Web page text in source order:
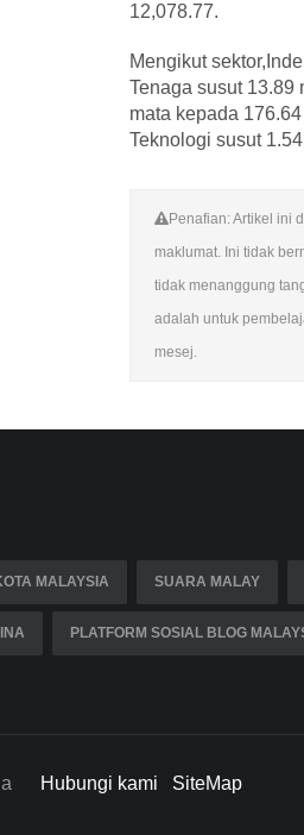
12,078.77.
Mengikut
Tenaga susut 13.89
mata kepada
Teknologi susut
Penafian: Artikel ini
maklumat. Ini tidak
tidak menanggung
adalah untuk
mesej.
MALAYSIA SUARA MALAY
PLATFORM SOSIAL BLOG
Hubungi kami SiteMap